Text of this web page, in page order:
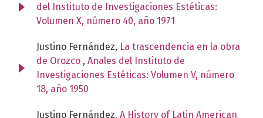
del Instituto de Investigaciones Estéticas:
Volumen X, número 40, año 1971
Justino Fernández, La trascendencia en la obra
de Orozco , Anales del Instituto de
Investigaciones Estéticas: Volumen V, número
18, año 1950
Justino Fernández, A History of Latin American